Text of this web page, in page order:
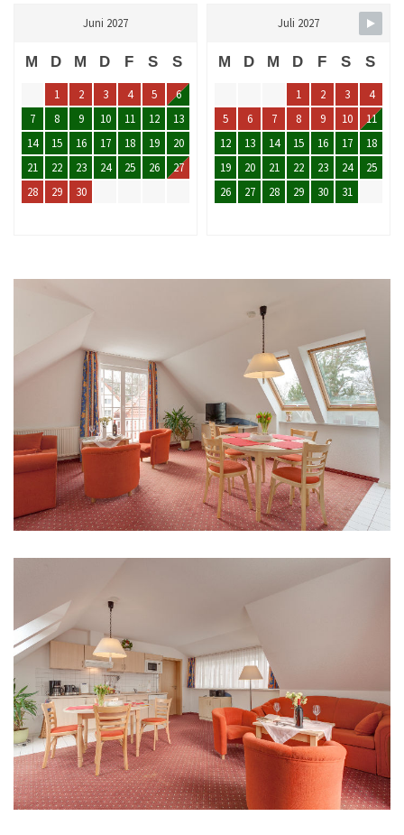
Juni 2027
M D M D F S S
1 2 3 4 5
6
7
8 9 10 11 12
13
14
15 16 17 18 19
20
21
22 23 24 25 26
27
28
29 30
Juli 2027
M D M D F S S
1 2 3
4
5
6 7 8 9 10
11
12
13 14 15 16 17
18
19
20 21 22 23 24
25
26
27 28 29 30 31